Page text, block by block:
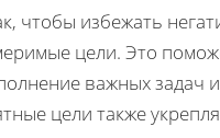
чтобы избежать
цели. Это
важных задач
цели также